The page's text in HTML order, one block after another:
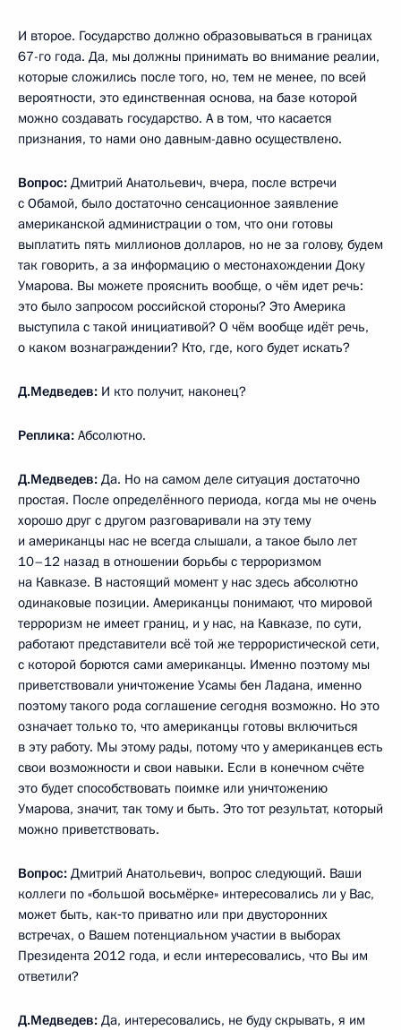
И второе. Государство должно образовываться в границах
67-го года. Да, мы должны принимать во внимание реалии,
которые сложились после того, но, тем не менее, по всей
вероятности, это единственная основа, на базе которой
можно создавать государство. А в том, что касается
признания, то нами оно давным-давно осуществлено.
Вопрос: Дмитрий Анатольевич, вчера, после встречи
с Обамой, было достаточно сенсационное заявление
американской администрации о том, что они готовы
выплатить пять миллионов долларов, но не за голову, будем
так говорить, а за информацию о местонахождении Доку
Умарова. Вы можете прояснить вообще, о чём идет речь:
это было запросом российской стороны? Это Америка
выступила с такой инициативой? О чём вообще идёт речь,
о каком вознаграждении? Кто, где, кого будет искать?
Д.Медведев: И кто получит, наконец?
Реплика: Абсолютно.
Д.Медведев: Да. Но на самом деле ситуация достаточно
простая. После определённого периода, когда мы не очень
хорошо друг с другом разговаривали на эту тему
и американцы нас не всегда слышали, а такое было лет
10–12 назад в отношении борьбы с терроризмом
на Кавказе. В настоящий момент у нас здесь абсолютно
одинаковые позиции. Американцы понимают, что мировой
терроризм не имеет границ, и у нас, на Кавказе, по сути,
работают представители всё той же террористической сети,
с которой борются сами американцы. Именно поэтому мы
приветствовали уничтожение Усамы бен Ладана, именно
поэтому такого рода соглашение сегодня возможно. Но это
означает только то, что американцы готовы включиться
в эту работу. Мы этому рады, потому что у американцев есть
свои возможности и свои навыки. Если в конечном счёте
это будет способствовать поимке или уничтожению
Умарова, значит, так тому и быть. Это тот результат, который
можно приветствовать.
Вопрос: Дмитрий Анатольевич, вопрос следующий. Ваши
коллеги по «большой восьмёрке» интересовались ли у Вас,
может быть, как‑то приватно или при двусторонних
встречах, о Вашем потенциальном участии в выборах
Президента 2012 года, и если интересовались, что Вы им
ответили?
Д.Медведев: Да, интересовались, не буду скрывать, я им